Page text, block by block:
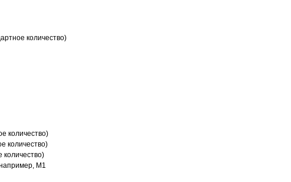
количество)
количество)
количество)
количество)
M1